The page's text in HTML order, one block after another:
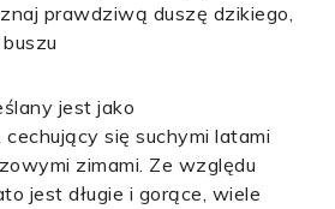
prawdziwą duszę dzikiego,
jest jako
cechujący się suchymi latami
zimami. Ze względu
jest długie i gorące, wiele